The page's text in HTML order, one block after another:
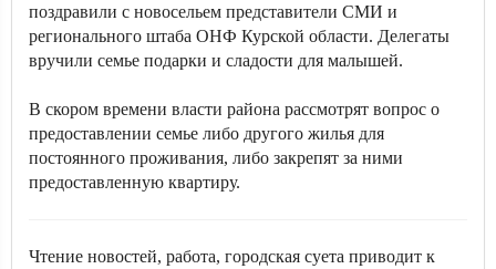
поздравили с новосельем представители СМИ и
регионального штаба ОНФ Курской области. Делегаты
вручили семье подарки и сладости для малышей.
В скором времени власти района рассмотрят вопрос о
предоставлении семье либо другого жилья для
постоянного проживания, либо закрепят за ними
предоставленную квартиру.
Чтение новостей, работа, городская суета приводит к